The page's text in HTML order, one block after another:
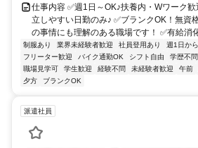
仕事内容 ✅週1日～OK♪扶養内・Wワーク
立しやすい日勤のみ♪ ✅ブランクOK！無資
の事情にも理解のある職場です！ ✅有給消
制服あり 業界未経験者歓迎 社員登用あり 週1日か
フリーター歓迎
バイク通勤OK シフト自由 学歴不問
職場見学可
学生歓迎 経験不問 未経験者歓迎 午前
夕方
ブランクOK
派遣社員